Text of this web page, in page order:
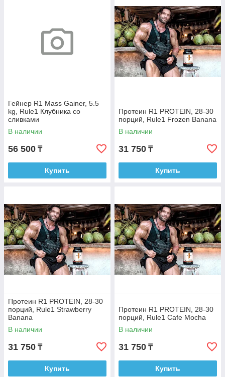
Гейнер R1 Mass Gainer, 5.5
kg, Rule1 Клубника со
сливками
В наличии
56 500 ₸
Купить
Протеин R1 PROTEIN, 28-30
порций, Rule1 Frozen Banana
В наличии
31 750 ₸
Купить
Протеин R1 PROTEIN, 28-30
порций, Rule1 Strawberry
Banana
В наличии
31 750 ₸
Купить
Протеин R1 PROTEIN, 28-30
порций, Rule1 Cafe Mocha
В наличии
31 750 ₸
Купить